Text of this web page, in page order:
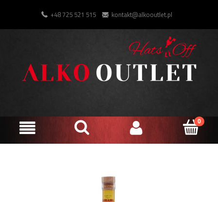
+48 725 521 515 kontakt@alkooutlet.pl